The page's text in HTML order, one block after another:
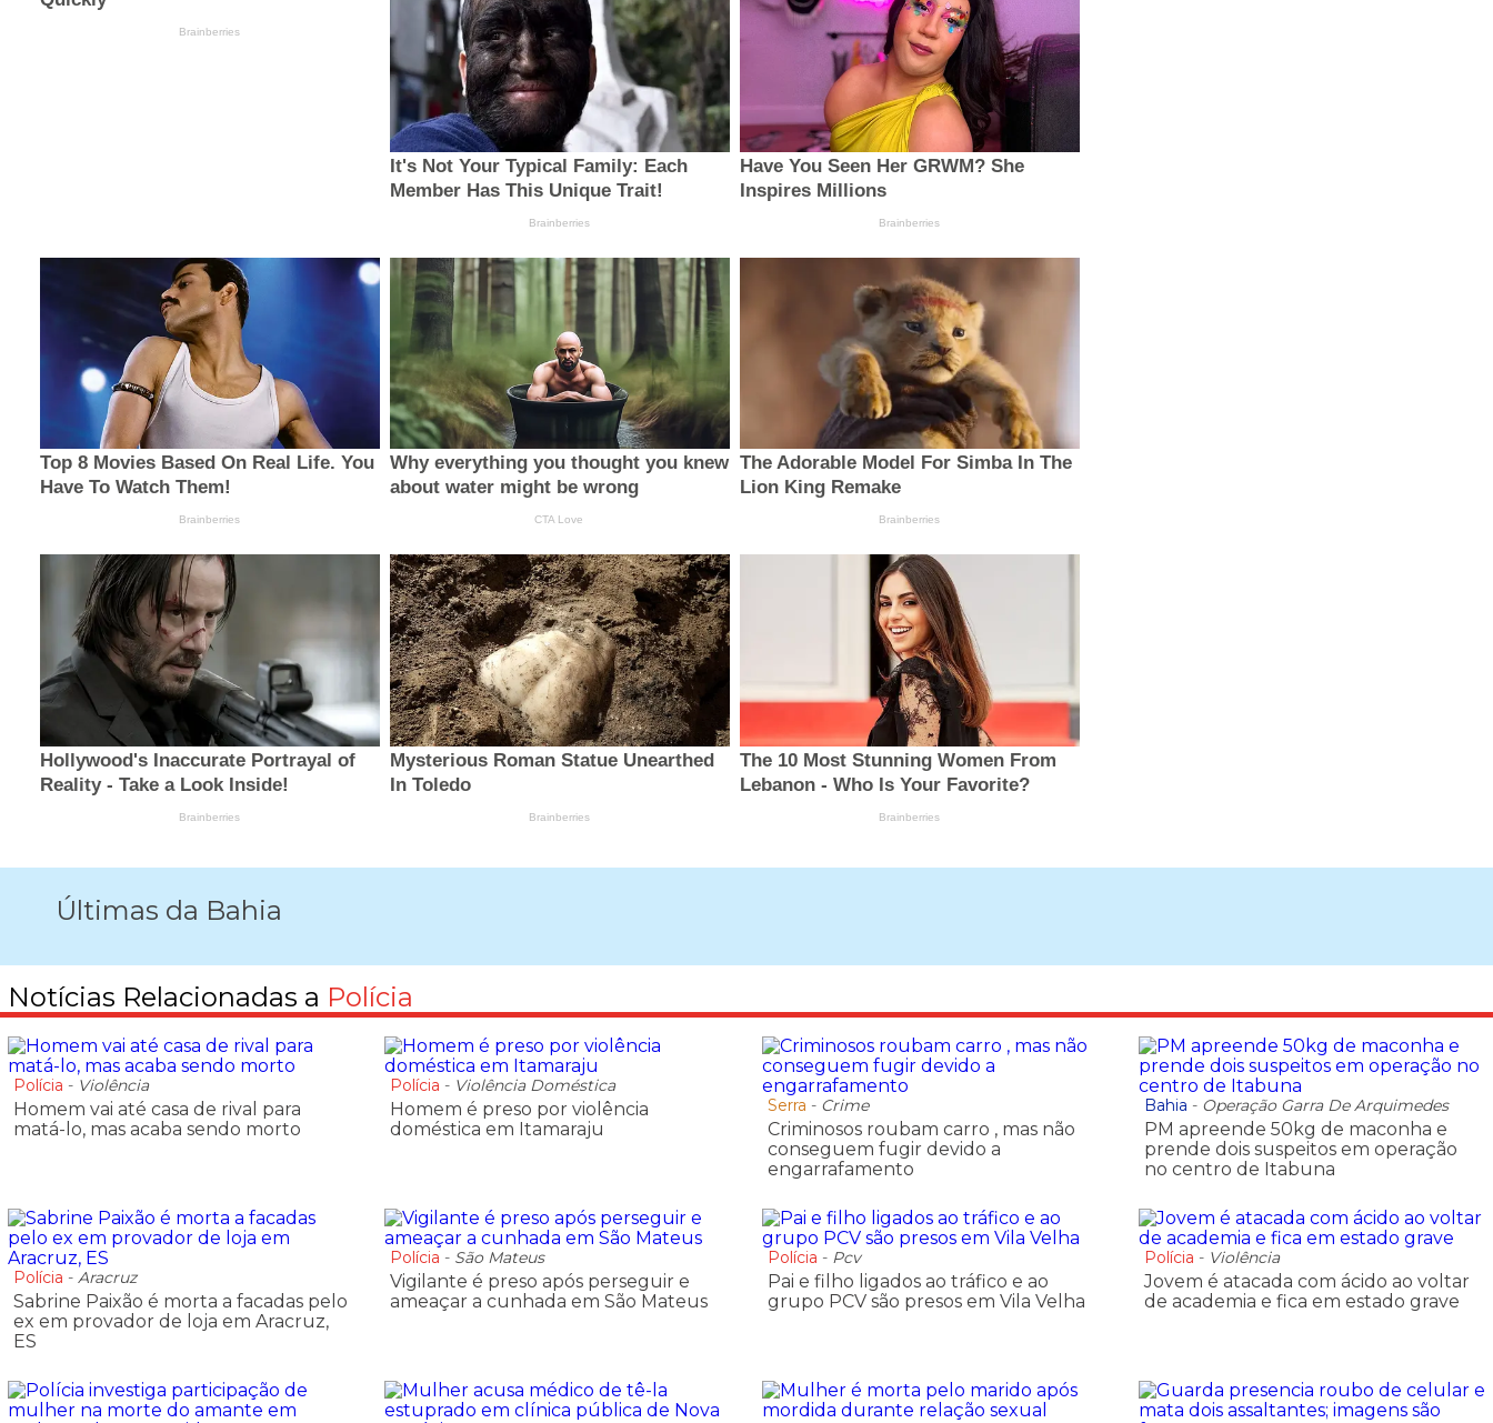
Últimas da Bahia
Notícias Relacionadas a Polícia
Polícia - Violência
Homem vai até casa de rival para
matá-lo, mas acaba sendo morto
Polícia - Violência Doméstica
Homem é preso por violência
doméstica em Itamaraju
Serra - Crime
Criminosos roubam carro , mas não
conseguem fugir devido a
engarrafamento
Bahia - Operação Garra De Arquimedes
PM apreende 50kg de maconha e
prende dois suspeitos em operação
no centro de Itabuna
Polícia - Aracruz
Sabrine Paixão é morta a facadas pelo
ex em provador de loja em Aracruz,
ES
Polícia - São Mateus
Vigilante é preso após perseguir e
ameaçar a cunhada em São Mateus
Polícia - Pcv
Pai e filho ligados ao tráfico e ao
grupo PCV são presos em Vila Velha
Polícia - Violência
Jovem é atacada com ácido ao voltar
de academia e fica em estado grave